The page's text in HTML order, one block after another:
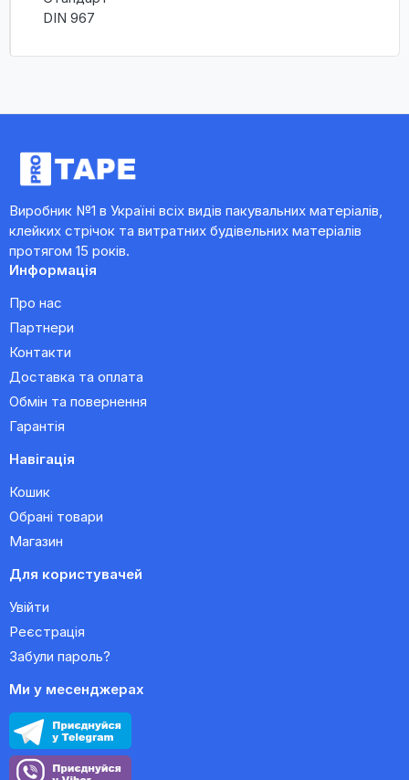
DIN 967
Виробник №1 в Україні всіх видів пакувальних матеріалів,
клейких стрічок та витратних будівельних матеріалів
протягом 15 років.
Информація
Про нас
Партнери
Контакти
Доставка та оплата
Обмін та повернення
Гарантія
Навігація
Кошик
Обрані товари
Магазин
Для користувачей
Увійти
Реєстрація
Забули пароль?
Ми у месенджерах